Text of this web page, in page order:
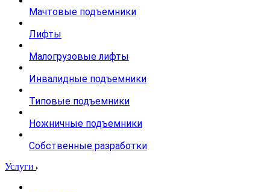
Мачтовые подъемники
Лифты
Малогрузовые лифты
Инвалидные подъемники
Типовые подъемники
Ножничные подъемники
Собственные разработки
Услуги